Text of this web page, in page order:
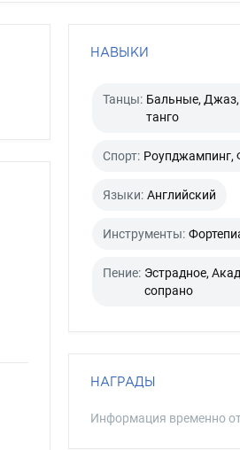
НАВЫКИ
Танцы: Бальные,
танго
Спорт: Роупджампинг,
Языки: Английский
Инструменты:
Пение: Эстрадное,
сопрано
НАГРАДЫ
Информация временно